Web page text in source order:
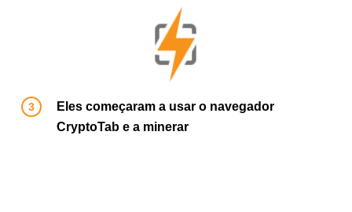
Eles começaram a usar o navegador
CryptoTab e a minerar